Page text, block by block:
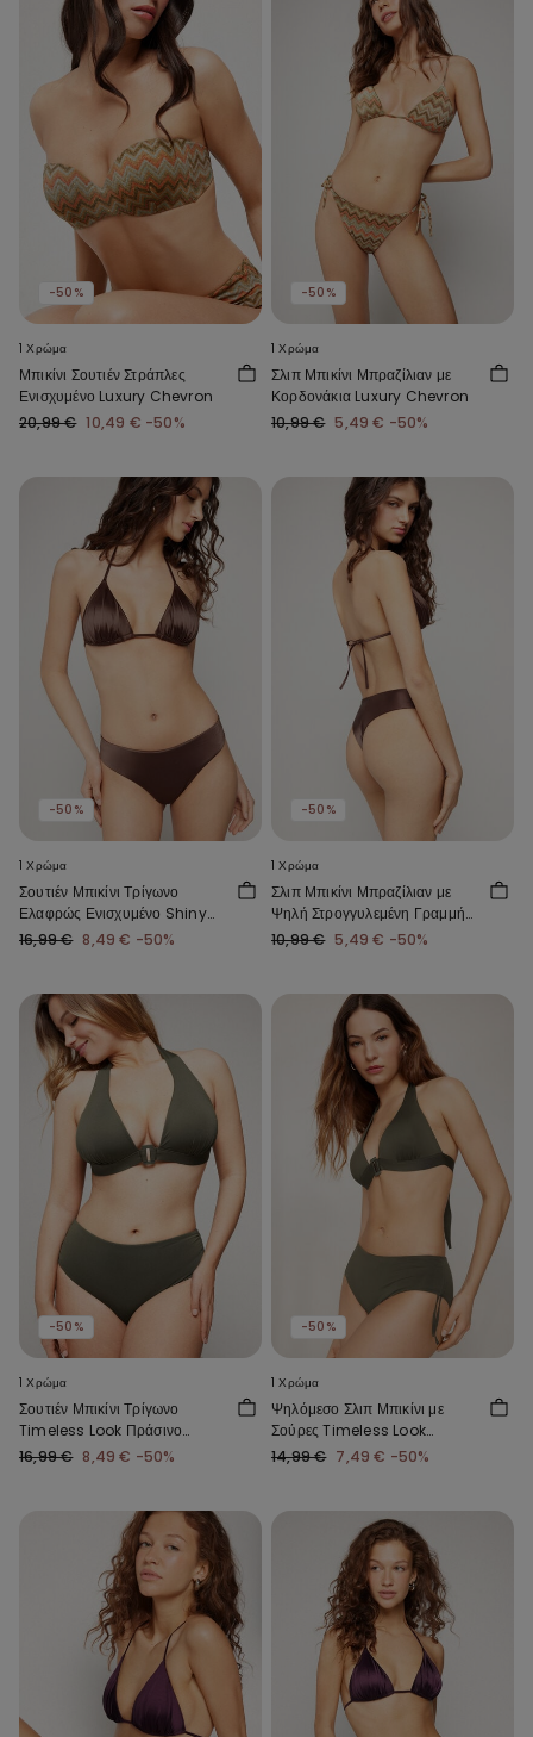
-50%
1 Χρώμα
Μπικίνι Σουτιέν Στράπλες
Ενισχυμένο Luxury Chevron
20,99 € 10,49 € -50%
-50%
1 Χρώμα
Σλιπ Μπικίνι Μπραζίλιαν με
Κορδονάκια Luxury Chevron
10,99 € 5,49 € -50%
-50%
1 Χρώμα
Σουτιέν Μπικίνι Τρίγωνο
Ελαφρώς Ενισχυμένο Shiny
Glam Σοκολά
16,99 € 8,49 € -50%
-50%
1 Χρώμα
Σλιπ Μπικίνι Μπραζίλιαν με
Ψηλή Στρογγυλεμένη Γραμμή
στους Γοφούς Shiny Glam
10,99 € 5,49 € -50%
-50%
1 Χρώμα
Σουτιέν Μπικίνι Τρίγωνο
Timeless Look Πράσινο
Παραλλαγής
16,99 € 8,49 € -50%
-50%
1 Χρώμα
Ψηλόμεσο Σλιπ Μπικίνι με
Σούρες Timeless Look
Πράσινο Παραλλαγής
14,99 € 7,49 € -50%